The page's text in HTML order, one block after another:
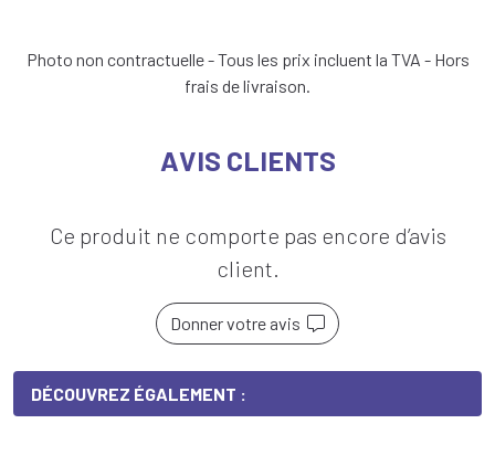
Photo non contractuelle - Tous les prix incluent la TVA - Hors
frais de livraison.
AVIS CLIENTS
Ce produit ne comporte pas encore d’avis
client.
Donner votre avis
DÉCOUVREZ ÉGALEMENT :